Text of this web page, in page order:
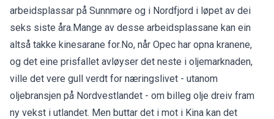
arbeidsplassar på Sunnmøre og i Nordfjord i løpet av dei
seks siste åra.Mange av desse arbeidsplassane kan ein
altså takke kinesarane for.No, når Opec har opna kranene,
og det eine prisfallet avløyser det neste i oljemarknaden,
ville det vere gull verdt for næringslivet - utanom
oljebransjen på Nordvestlandet - om billeg olje dreiv fram
ny vekst i utlandet. Men buttar det i mot i Kina kan det